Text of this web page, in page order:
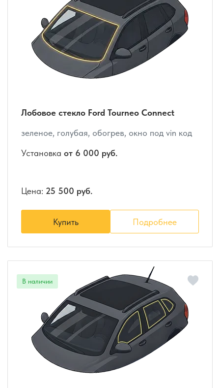
Лобовое стекло Ford Tourneo Connect
зеленое, голубая, обогрев, окно под vin код
Установка от 6 000 руб.
Цена: 25 500 руб.
Купить Подробнее